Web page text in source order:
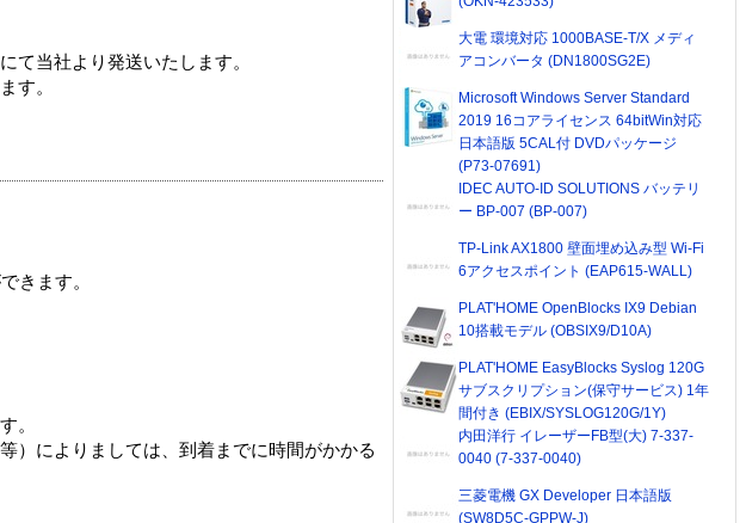
て当社より発送いたします。
す。
きます。
。
）によりましては、到着までに時間がかかる
大電 環境対応 1000BASE-T/X メディ
アコンバータ (DN1800SG2E)
Microsoft Windows Server Standard
2019 16コアライセンス 64bitWin対応
日本語版 5CAL付 DVDパッケージ
(P73-07691)
IDEC AUTO-ID SOLUTIONS バッテリ
ー BP-007 (BP-007)
TP-Link AX1800 壁面埋め込み型 Wi-Fi
6アクセスポイント (EAP615-WALL)
PLAT'HOME OpenBlocks IX9 Debian
10搭載モデル (OBSIX9/D10A)
PLAT'HOME EasyBlocks Syslog 120G
サブスクリプション(保守サービス) 1年
間付き (EBIX/SYSLOG120G/1Y)
内田洋行 イレーザーFB型(大) 7-337-
0040 (7-337-0040)
三菱電機 GX Developer 日本語版
(SW8D5C-GPPW-J)